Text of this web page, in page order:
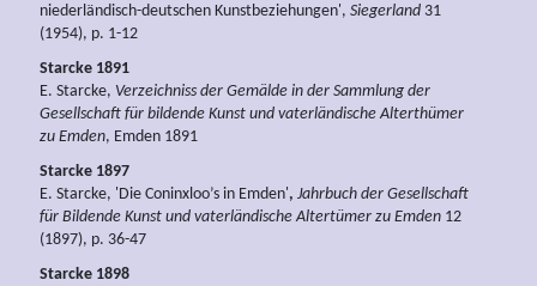
niederländisch-deutschen Kunstbeziehungen', Siegerland 31
(1954), p. 1-12
Starcke 1891
E. Starcke, Verzeichniss der Gemälde in der Sammlung der
Gesellschaft für bildende Kunst und vaterländische Alterthümer
zu Emden, Emden 1891
Starcke 1897
E. Starcke, 'Die Coninxloo’s in Emden', Jahrbuch der Gesellschaft
für Bildende Kunst und vaterländische Altertümer zu Emden 12
(1897), p. 36-47
Starcke 1898